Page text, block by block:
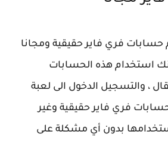
فري فاير حقيقية ومجانا
استخدام هذه الحسابات
، والتسجيل الدخول الى لعبة
فري فاير حقيقية وغير
بدون أي مشكلة على